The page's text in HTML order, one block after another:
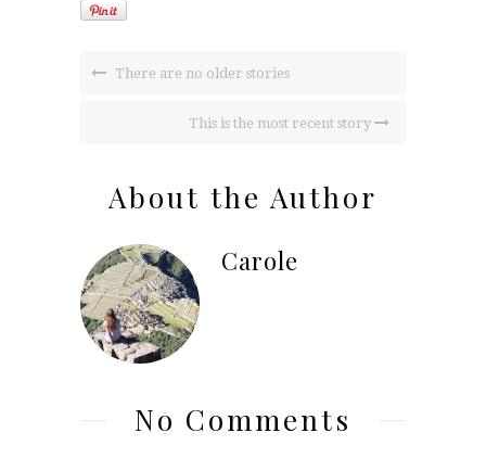
There are no older stories
This is the most recent story
About the Author
Carole
No Comments